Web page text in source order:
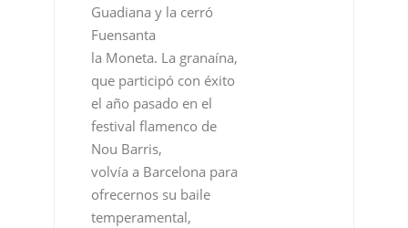
Guadiana y la cerró
Fuensanta
la Moneta. La granaína,
que participó con éxito
el año pasado en el
festival flamenco de
Nou Barris,
volvía a Barcelona para
ofrecernos su baile
temperamental,